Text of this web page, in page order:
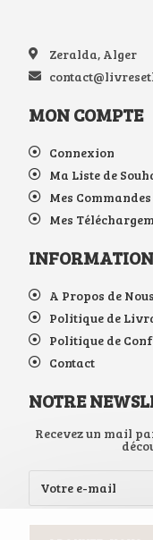
Zeralda, Alger
MON COMPTE
Connexion
Ma Liste de
Mes Commandes
Mes
A Propos de Nous
Politique de
Politique de
Contact
NOTRE
Recevez un mail